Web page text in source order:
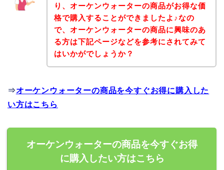
り、オーケンウォーターの商品がお得な価
格で購入することができましたよ♪なの
で、オーケンウォーターの商品に興味のあ
る方は下記ページなどを参考にされてみて
はいかがでしょうか？
⇒オーケンウォーターの商品を今すぐお得に購入した
い方はこちら
オーケンウォーターの商品を今すぐお得
に購入したい方はこちら